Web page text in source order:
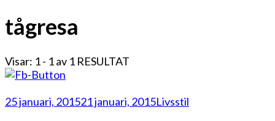
tågresa
Visar: 1 - 1 av 1 RESULTAT
25 januari, 201521 januari, 2015Livsstil